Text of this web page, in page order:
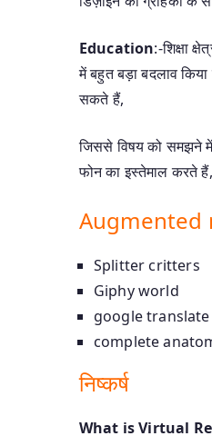
Education:-शिक्षा
में बहुत बड़ा बदलाव
सकते हैं,
जिससे विषय को समझने में
फोन का इस्तेमाल करते
Augmented
Splitter critters
Giphy world
google translate
complete
निष्कर्ष
What is Virtual